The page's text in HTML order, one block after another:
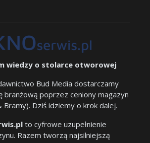
wiedzy o stolarce otworowej
Bud Media dostarczamy
branżową poprzez ceniony magazyn
Bramy). Dziś idziemy o krok dalej.
to cyfrowe uzupełnienie
Razem tworzą najsilniejszą